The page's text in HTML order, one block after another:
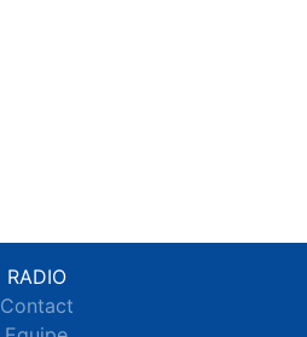
RADIO
Contact